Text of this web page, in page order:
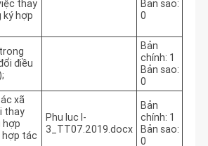
thay
ký hợp
Bản sao:
0
điều
Bản
chính: 1
Bản sao:
0
xã
thay
hợp tác
Phu luc I-
3_TT07.2019.docx
Bản
chính: 1
Bản sao:
0